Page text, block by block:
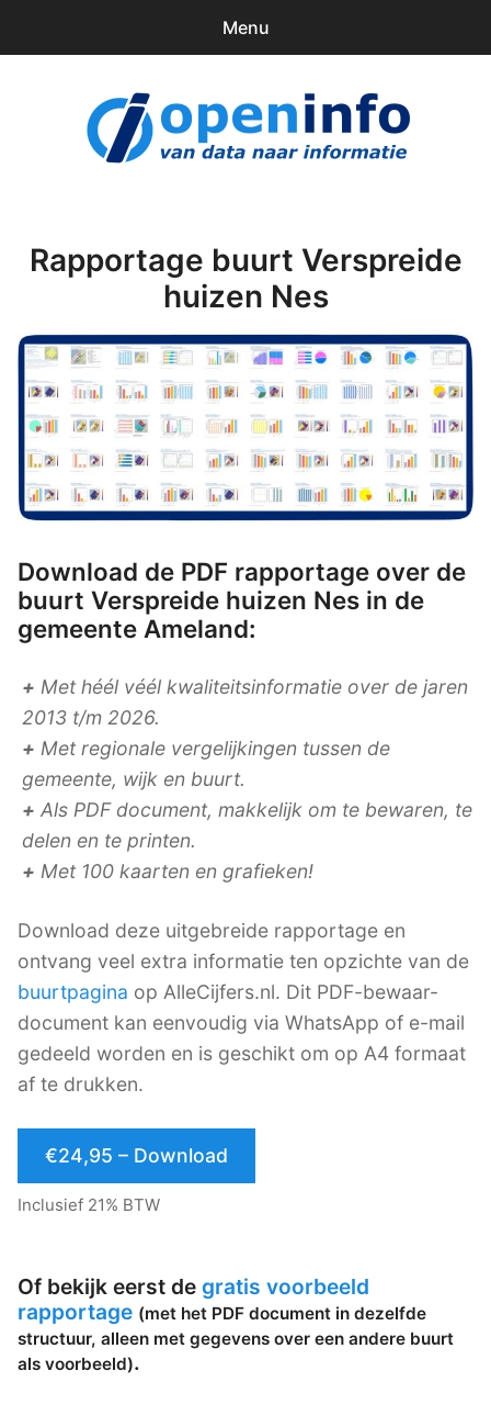
Menu
Downloads
Rapportage buurt Verspreide
huizen Nes
Download de PDF rapportage over de
buurt Verspreide huizen Nes in de
gemeente Ameland:
+ Met héél véél kwaliteitsinformatie over de jaren
2013 t/m 2026.
+ Met regionale vergelijkingen tussen de
gemeente, wijk en buurt.
+ Als PDF document, makkelijk om te bewaren, te
delen en te printen.
+ Met 100 kaarten en grafieken!
Download deze uitgebreide rapportage en
ontvang veel extra informatie ten opzichte van de
buurtpagina op AlleCijfers.nl. Dit PDF-bewaar-
document kan eenvoudig via WhatsApp of e-mail
gedeeld worden en is geschikt om op A4 formaat
af te drukken.
€24,95 – Download
Inclusief 21% BTW
Of bekijk eerst de gratis voorbeeld
rapportage (met het PDF document in dezelfde
structuur, alleen met gegevens over een andere buurt
als voorbeeld).